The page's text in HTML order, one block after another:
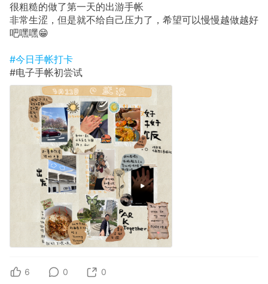
很粗糙的做了第一天的出游手帐
非常生涩，但是就不给自己压力了，希望可以慢慢越做越好
吧嘿嘿😁
#今日手帐打卡
#电子手帐初尝试
6 0 0